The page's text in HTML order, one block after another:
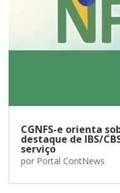
CGNFS-e orienta
destaque de IBS/
serviço
por Portal ContNews